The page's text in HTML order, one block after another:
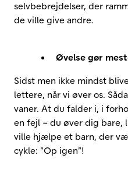
selvbebrejdelser, der
de ville give andre.
Øvelse gør
Sidst men ikke mindst
lettere, når vi øver os.
vaner. At du falder i, i
en fejl – du øver dig bare,
ville hjælpe et barn, der
cykle: ”Op igen”!